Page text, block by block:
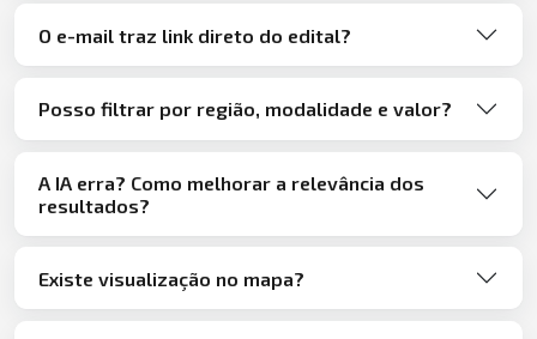
O e-mail traz link direto do edital?
Posso filtrar por região, modalidade e valor?
A IA erra? Como melhorar a relevância dos
resultados?
Existe visualização no mapa?